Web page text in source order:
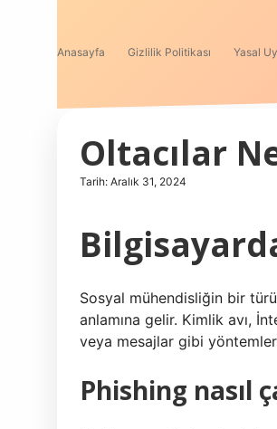
Anasayfa Gizlilik Politikası Yasal
Oltacılar
Tarih: Aralık 31, 2024
Sosyal mühendisliğin bir türü
anlamına gelir. Kimlik avı,
veya mesajlar gibi
Phishing nasıl